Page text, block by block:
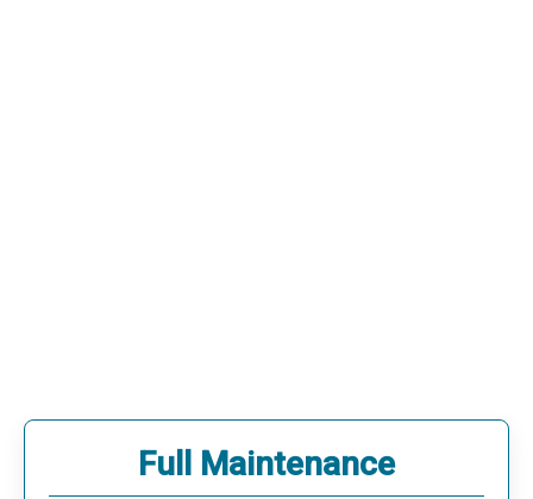
Full Maintenance